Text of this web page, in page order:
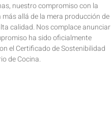
nuestro compromiso con la
más allá de la mera producción de
calidad. Nos complace anunciar
ha sido oficialmente
el Certificado de Sostenibilidad
de Cocina.